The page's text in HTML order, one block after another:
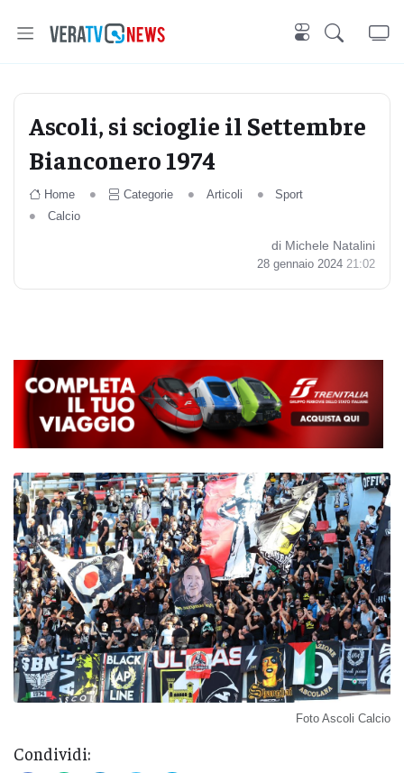
Ascoli, si scioglie il Settembre
Bianconero 1974
Home Categorie Articoli
Sport
Calcio
di Michele Natalini
28 gennaio 2024 21:02
Foto Ascoli Calcio
Condividi: